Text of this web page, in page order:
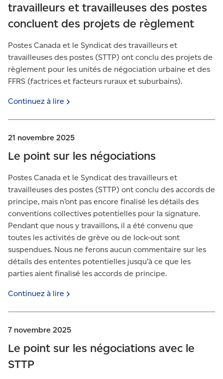
travailleurs et travailleuses des postes
concluent des projets de règlement
Postes Canada et le Syndicat des travailleurs et
travailleuses des postes (STTP) ont conclu des projets de
règlement pour les unités de négociation urbaine et des
FFRS (factrices et facteurs ruraux et suburbains).
Continuez à lire
21 novembre 2025
Le point sur les négociations
Postes Canada et le Syndicat des travailleurs et
travailleuses des postes (STTP) ont conclu des accords de
principe, mais n’ont pas encore finalisé les détails des
conventions collectives potentielles pour la signature.
Pendant que nous y travaillons, il a été convenu que
toutes les activités de grève ou de lock-out sont
suspendues. Nous ne ferons aucun commentaire sur les
détails des ententes potentielles jusqu’à ce que les
parties aient finalisé les accords de principe.
Continuez à lire
7 novembre 2025
Le point sur les négociations avec le
STTP